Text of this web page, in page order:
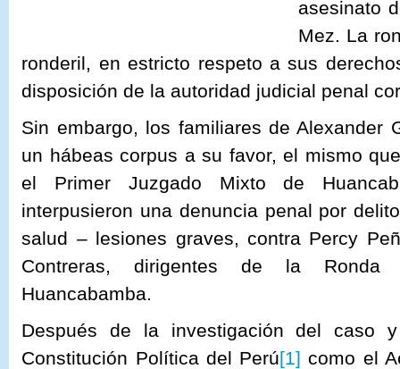
asesinato
Mez. La
ronderil, en estricto respeto a sus
disposición de la autoridad judicial penal
Sin embargo, los familiares de Alexander
un hábeas corpus a su favor, el mismo
el Primer Juzgado Mixto de
interpusieron una denuncia penal por
salud – lesiones graves, contra Percy
Contreras, dirigentes de la Ronda
Huancabamba.
Después de la investigación del caso
Constitución Política del Perú[1] como el